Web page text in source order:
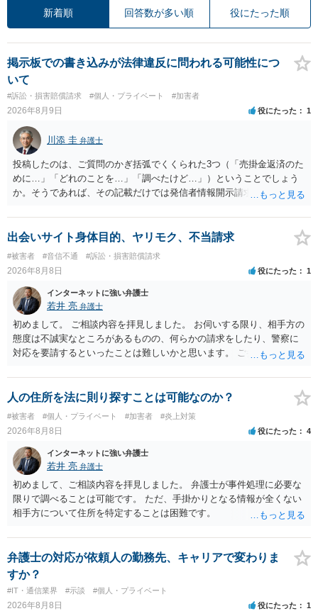
新着順 回答数が多い順 役にたった順
掲示板での書き込みが法律違反に問われる可能性につ
いて
#訴訟・損害賠償請求 #個人・プライベート #加害者
2026年8月9日 役にたった 1
川添 圭 弁護士
投稿したのは、ご質問のかぎ括弧でくくられた3つ（「売掛金返済のた
めに…」「どれのことを…」「調べたけど…」）ということでしょう
か。そうであれば、その記載だけでは発信者情報開示請求が認められ
ただ、「328が名誉毀損、偽計業務妨害、侮辱罪、ストーカー等に関す
る法律違反に該当するといわれ」とのことですので、ご質問に書かれ
ていない何らかの背景事情があれば、回答は180度変わるかもしれませ
ん。公開の場で詳細を投稿することは不適当と思われますので、弁護
士へ直接相談した方がよいでしょう。
出会いサイト身体目的、ヤリモク、不当請求
#被害者 #音信不通 #訴訟・損害賠償請求
2026年8月8日 役にたった 1
インターネットに強い弁護士
若井 亮 弁護士
初めまして。 ご相談内容を拝見しました。 お伺いする限り、相手方の
態度は不誠実なところがあるものの、何らかの請求をしたり、警察に
対応を要請するといったことは難しいかと思います。 ご参考になれば
人の住所を法に則り探すことは可能なのか？
#被害者 #個人・プライベート #加害者 #炎上対策
2026年8月8日 役にたった 4
インターネットに強い弁護士
若井 亮 弁護士
初めまして、ご相談内容を拝見しました。 弁護士が事件処理に必要な
限りで調べることは可能です。 ただ、手掛かりとなる情報が全くない
相手方について住所を特定することは困難です。
弁護士の対応が依頼人の勤務先、キャリアで変わりま
すか？
#IT・通信業界 #示談 #個人・プライベート
2026年8月8日 役にたった 1